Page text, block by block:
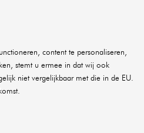
Revanesse. In de SHR-
en wensen van
Revanesse Revise
25
content te personaliseren,
stemt u ermee in dat wij ook
niet vergelijkbaar met die in de EU.